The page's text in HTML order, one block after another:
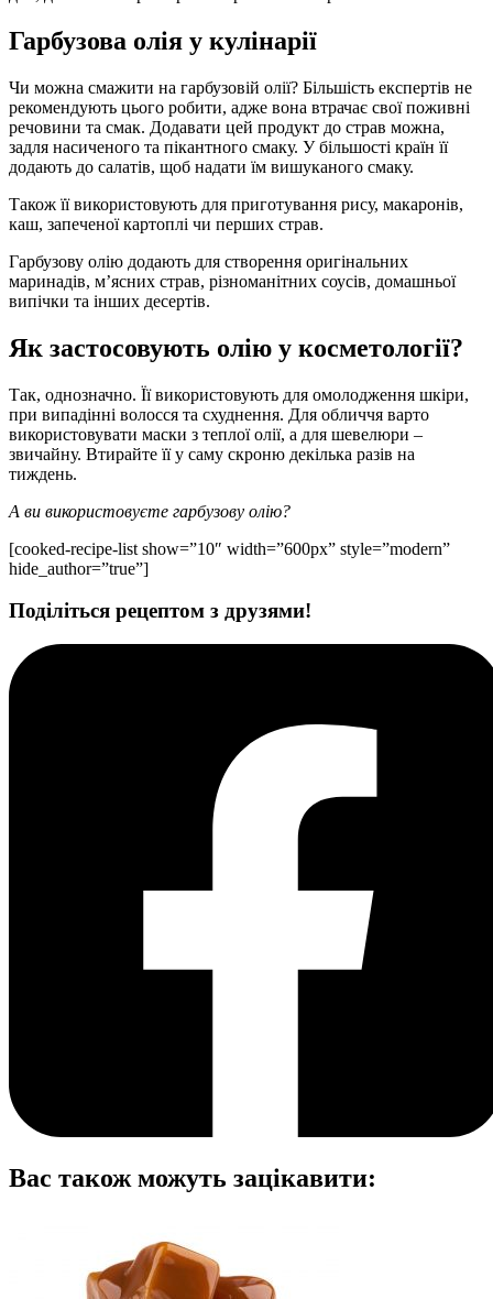
Гарбузова олія у кулінарії
Чи можна смажити на гарбузовій олії? Більшість експертів не
рекомендують цього робити, адже вона втрачає свої поживні
речовини та смак. Додавати цей продукт до страв можна,
задля насиченого та пікантного смаку. У більшості країн її
додають до салатів, щоб надати їм вишуканого смаку.
Також її використовують для приготування рису, макаронів,
каш, запеченої картоплі чи перших страв.
Гарбузову олію додають для створення оригінальних
маринадів, м’ясних страв, різноманітних соусів, домашньої
випічки та інших десертів.
Як застосовують олію у косметології?
Так, однозначно. Її використовують для омолодження шкіри,
при випадінні волосся та схуднення. Для обличчя варто
використовувати маски з теплої олії, а для шевелюри –
звичайну. Втирайте її у саму скроню декілька разів на
тиждень.
А ви використовуєте гарбузову олію?
[cooked-recipe-list show=”10″ width=”600px” style=”modern”
hide_author=”true”]
Поділіться рецептом з друзями!
Вас також можуть зацікавити: